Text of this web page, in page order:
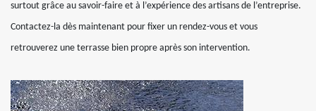
surtout grâce au savoir-faire et à l’expérience des artisans de l’entreprise.
Contactez-la dès maintenant pour fixer un rendez-vous et vous
retrouverez une terrasse bien propre après son intervention.